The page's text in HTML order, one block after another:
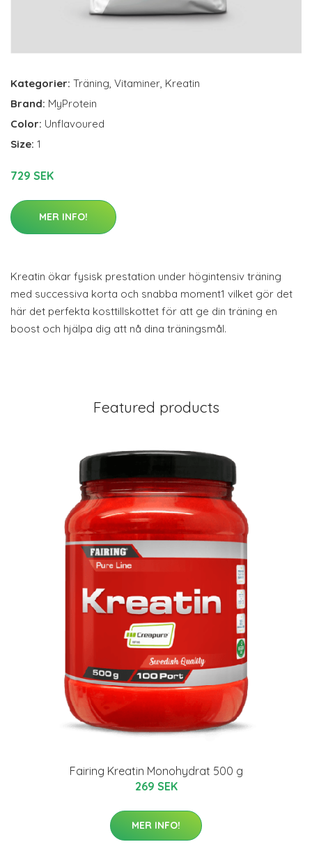
Kategorier: Träning, Vitaminer, Kreatin
Brand: MyProtein
Color: Unflavoured
Size: 1
729 SEK
MER INFO!
Kreatin ökar fysisk prestation under högintensiv träning
med successiva korta och snabba moment1 vilket gör det
här det perfekta kosttillskottet för att ge din träning en
boost och hjälpa dig att nå dina träningsmål.
Featured products
Fairing Kreatin Monohydrat 500 g
269 SEK
MER INFO!